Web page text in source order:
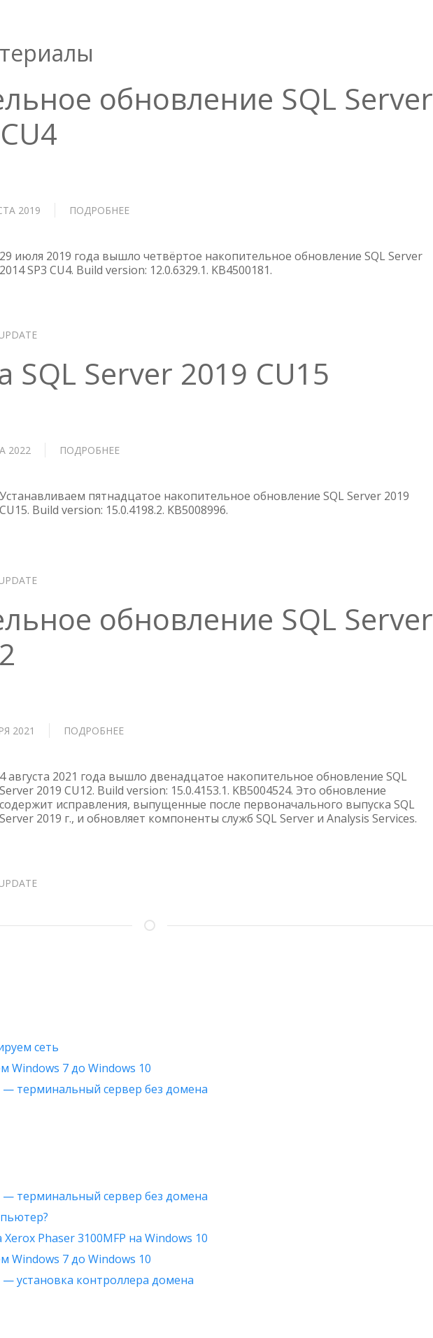
обновление SQL Server
2019 ПОДРОБНЕЕ
SQL
SERVER
29 июля 2019 года вышло четвёртое накопительное обновление SQL Server
2014 SP3 CU4. Build version: 12.0.6329.1. KB4500181.
SQL Server 2019 CU15
2022 ПОДРОБНЕЕ
SERVER
2019
Устанавливаем пятнадцатое накопительное обновление SQL Server 2019
CU15. Build version: 15.0.4198.2. KB5008996.
обновление SQL Server
2021 ПОДРОБНЕЕ
SQL
SERVER
2019
CU12
4 августа 2021 года вышло двенадцатое накопительное обновление SQL
Server 2019 CU12. Build version: 15.0.4153.1. KB5004524. Это обновление
содержит исправления, выпущенные после первоначального выпуска SQL
Server 2019 г., и обновляет компоненты служб SQL Server и Analysis Services.
сеть
Windows 7 до Windows 10
— терминальный сервер без домена
— терминальный сервер без домена
Phaser 3100MFP на Windows 10
Windows 7 до Windows 10
— установка контроллера домена